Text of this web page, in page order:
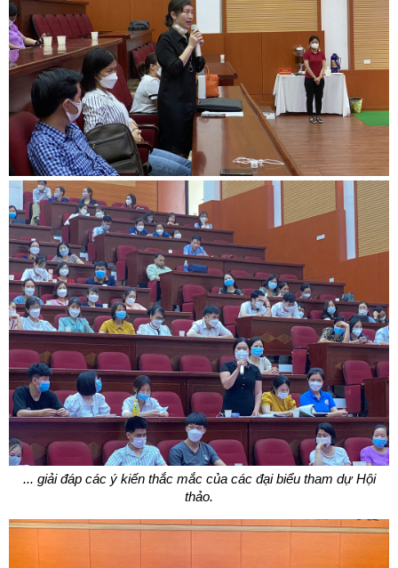
... giải đáp các ý kiến thắc mắc của các đại biểu tham dự Hội
thảo.